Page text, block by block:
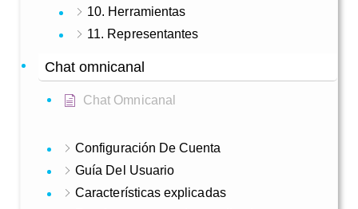
10. Herramientas
11. Representantes
Chat omnicanal
Chat Omnicanal
Configuración De Cuenta
Guía Del Usuario
Características explicadas